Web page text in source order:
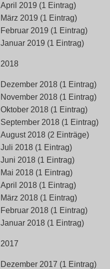
April 2019 (1 Eintrag)
März 2019 (1 Eintrag)
Februar 2019 (1 Eintrag)
Januar 2019 (1 Eintrag)
2018
Dezember 2018 (1 Eintrag)
November 2018 (1 Eintrag)
Oktober 2018 (1 Eintrag)
September 2018 (1 Eintrag)
August 2018 (2 Einträge)
Juli 2018 (1 Eintrag)
Juni 2018 (1 Eintrag)
Mai 2018 (1 Eintrag)
April 2018 (1 Eintrag)
März 2018 (1 Eintrag)
Februar 2018 (1 Eintrag)
Januar 2018 (1 Eintrag)
2017
Dezember 2017 (1 Eintrag)